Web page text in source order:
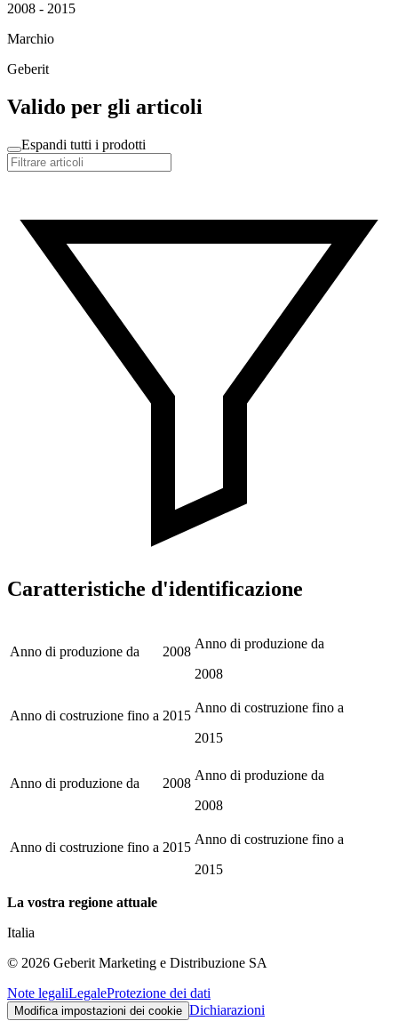
2008 - 2015
Marchio
Geberit
Valido per gli articoli
Espandi tutti i prodotti
Caratteristiche d'identificazione
Anno di produzione da 2008
Anno di produzione da
2008
Anno di costruzione fino a 2015
Anno di costruzione fino a
2015
Anno di produzione da 2008
Anno di produzione da
2008
Anno di costruzione fino a 2015
Anno di costruzione fino a
2015
La vostra regione attuale
Italia
© 2026 Geberit Marketing e Distribuzione SA
Note legaliLegaleProtezione dei dati
Modifica impostazioni dei cookie Dichiarazioni